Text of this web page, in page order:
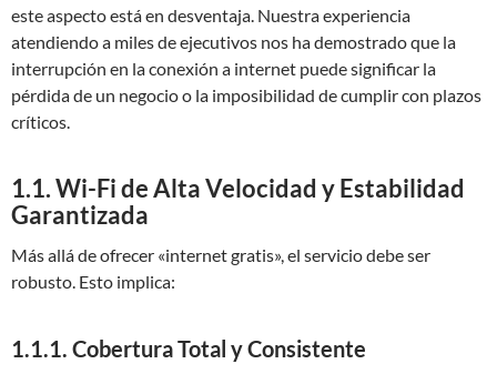
este aspecto está en desventaja. Nuestra experiencia
atendiendo a miles de ejecutivos nos ha demostrado que la
interrupción en la conexión a internet puede significar la
pérdida de un negocio o la imposibilidad de cumplir con plazos
críticos.
1.1. Wi-Fi de Alta Velocidad y Estabilidad
Garantizada
Más allá de ofrecer «internet gratis», el servicio debe ser
robusto. Esto implica:
1.1.1. Cobertura Total y Consistente